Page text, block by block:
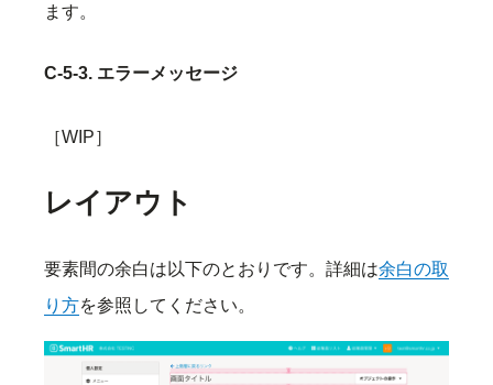
ます。
C-5-3. エラーメッセージ
［WIP］
レイアウト
要素間の余白は以下のとおりです。詳細は余白の取
り方を参照してください。
要素内やコンポーネント内の配置や余白は以下を参